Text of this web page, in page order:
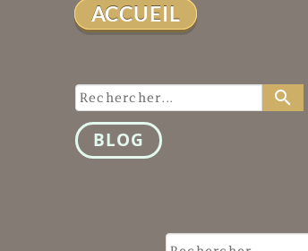
ACCUEIL
BLOG
search